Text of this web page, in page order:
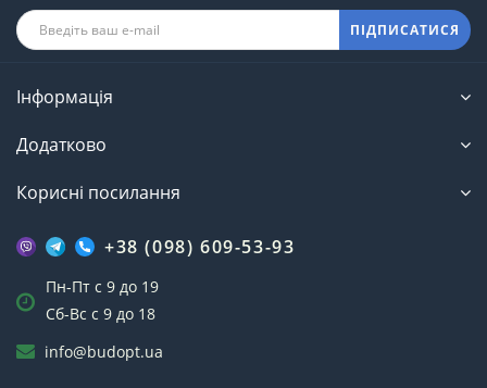
ПІДПИСАТИСЯ
Інформація
Додатково
Корисні посилання
+38 (098) 609-53-93
Пн-Пт с 9 до 19
Сб-Вс с 9 до 18
info@budopt.ua